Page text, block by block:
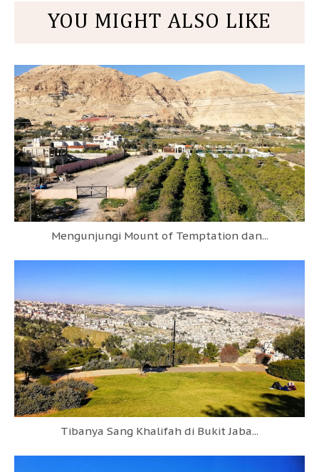
YOU MIGHT ALSO LIKE
Mengunjungi Mount of Temptation dan...
Tibanya Sang Khalifah di Bukit Jaba...